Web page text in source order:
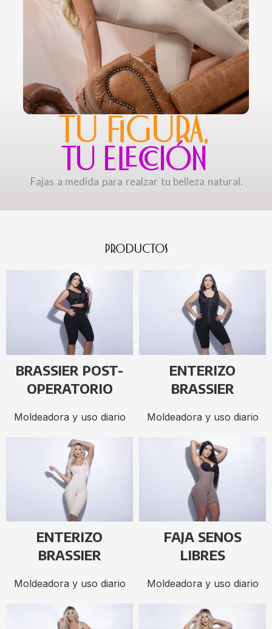
TU FIGURA,
TU ELECCIÓN
Fajas a medida para realzar tu belleza natural.
PRODUCTOS
BRASSIER POST-
OPERATORIO
Moldeadora y uso diario
ENTERIZO
BRASSIER
Moldeadora y uso diario
ENTERIZO
BRASSIER
Moldeadora y uso diario
FAJA SENOS
LIBRES
Moldeadora y uso diario